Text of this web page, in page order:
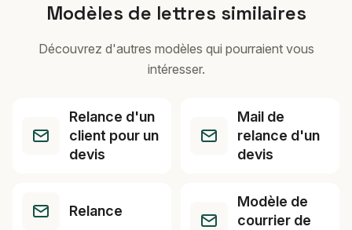
Modèles de lettres similaires
Découvrez d'autres modèles qui pourraient vous
intéresser.
Relance d'un
client pour un
devis
Mail de
relance d'un
devis
Relance
Modèle de
courrier de